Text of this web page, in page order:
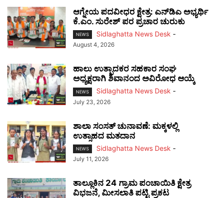
ಆಗ್ನೇಯ ಪದವೀಧರ ಕ್ಷೇತ್ರ: ಎನ್‌ಡಿಎ ಅಭ್ಯರ್ಥಿ
ಕೆ.ಎಂ. ಸುರೇಶ್ ಪರ ಪ್ರಚಾರ ಚುರುಕು
NEWS Sidlaghatta News Desk -
August 4, 2026
ಹಾಲು ಉತ್ಪಾದಕರ ಸಹಕಾರ ಸಂಘ
ಅಧ್ಯಕ್ಷರಾಗಿ ಶಿವಾನಂದ ಅವಿರೋಧ ಆಯ್ಕೆ
NEWS Sidlaghatta News Desk -
July 23, 2026
ಶಾಲಾ ಸಂಸತ್ ಚುನಾವಣೆ: ಮಕ್ಕಳಲ್ಲಿ
ಉತ್ಸಾಹದ ಮತದಾನ
NEWS Sidlaghatta News Desk -
July 11, 2026
ತಾಲ್ಲೂಕಿನ 24 ಗ್ರಾಮ ಪಂಚಾಯಿತಿ ಕ್ಷೇತ್ರ
ವಿಭಜನೆ, ಮೀಸಲಾತಿ ಪಟ್ಟಿ ಪ್ರಕಟ